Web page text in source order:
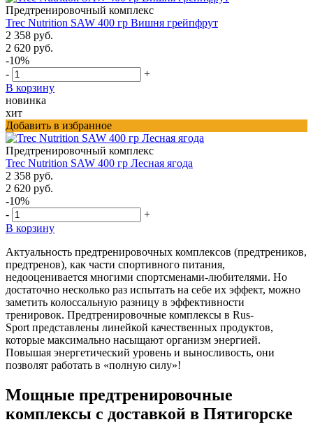
Предтренировочный комплекс
Trec Nutrition SAW 400 гр Вишня грейпфрут
2 358 руб.
2 620 руб.
-10%
-
+
В корзину
новинка
хит
Добавить в избранное
Предтренировочный комплекс
Trec Nutrition SAW 400 гр Лесная ягода
2 358 руб.
2 620 руб.
-10%
-
+
В корзину
Актуальность предтренировочных комплексов (предтреников,
предтренов), как части спортивного питания,
недооценивается многими спортсменами-любителями. Но
достаточно несколько раз испытать на себе их эффект, можно
заметить колоссальную разницу в эффективности
тренировок. Предтренировочные комплексы в Rus-
Sport представлены линейкой качественных продуктов,
которые максимально насыщают организм энергией.
Повышая энергетический уровень и выносливость, они
позволят работать в «полную силу»!
Мощные предтренировочные
комплексы с доставкой в Пятигорске